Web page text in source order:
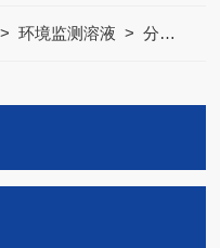
>环境监测溶液 >分析滴定液